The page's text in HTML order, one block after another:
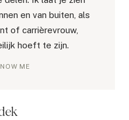
en van buiten, als
of carrièrevrouw,
hoeft te zijn.
ME